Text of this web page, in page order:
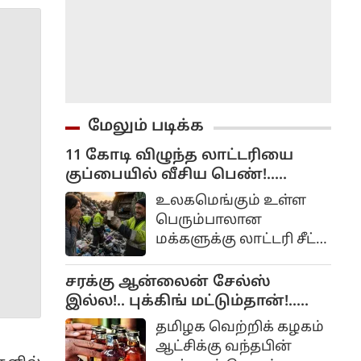
மேலும் படிக்க
11 கோடி விழுந்த லாட்டரியை
குப்பையில் வீசிய பெண்!..
அவசரப்பட்டீங்களே ஆண்ட்டி!...
உலகமெங்கும் உள்ள
பெரும்பாலான
மக்களுக்கு லாட்டரி சீட்
இருக்கிறது. ஏனெனில்
அதிர்ஷ்டம் நமக்கு
அடித்து நாம்
லட்சாதிபதியாகவோ,
கோடீஸ்வரனாகவோ
சரக்கு ஆன்லைன் சேல்ஸ்
இல்ல!.. புக்கிங் மட்டும்தான்!..
அமைச்சர் விளக்கம்!..தமிழக வெற்றிக் கழகம்
ஆட்சிக்கு வந்தபின்